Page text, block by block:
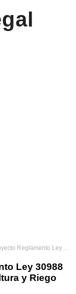
30988 RM 0398-2019-MINAGRI Agricultura y Riego
Ley 30988
y Riego